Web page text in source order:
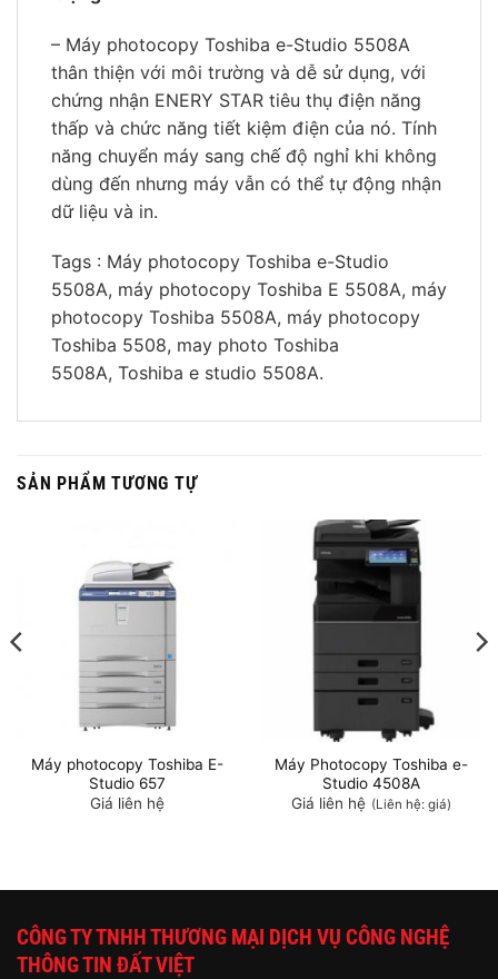
– Máy photocopy Toshiba e-Studio 5508A
thân thiện với môi trường và dễ sử dụng, với
chứng nhận ENERY STAR tiêu thụ điện năng
thấp và chức năng tiết kiệm điện của nó. Tính
năng chuyển máy sang chế độ nghỉ khi không
dùng đến nhưng máy vẫn có thể tự động nhận
dữ liệu và in.
Tags : Máy photocopy Toshiba e-Studio
5508A, máy photocopy Toshiba E 5508A, máy
photocopy Toshiba 5508A, máy photocopy
Toshiba 5508, may photo Toshiba
5508A, Toshiba e studio 5508A.
SẢN PHẨM TƯƠNG TỰ
Máy photocopy Toshiba E-
Studio 657
Giá liên hệ
Máy Photocopy Toshiba e-
Studio 4508A
Giá liên hệ (Liên hệ: giá)
CÔNG TY TNHH THƯƠNG MẠI DỊCH VỤ CÔNG NGHỆ
THÔNG TIN ĐẤT VIỆT